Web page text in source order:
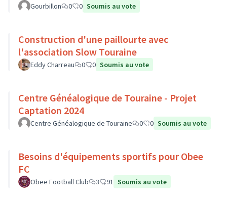
Gourbillon 0 0 Soumis au vote
Construction d'une paillourte avec
l'association Slow Touraine
Eddy Charreau 0 0 Soumis au vote
Centre Généalogique de Touraine - Projet
Captation 2024
Centre Généalogique de Touraine 0 0 Soumis au vote
Besoins d'équipements sportifs pour Obee
FC
Obee Football Club 3 91 Soumis au vote